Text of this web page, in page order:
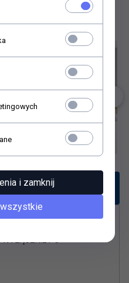
stronę
po wpłacie na konto
PO
i zamknij